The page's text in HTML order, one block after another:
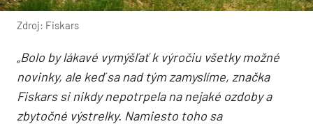
Zdroj: Fiskars
„Bolo by lákavé vymýšľať k výročiu všetky možné
novinky, ale keď sa nad tým zamyslíme, značka
Fiskars si nikdy nepotrpela na nejaké ozdoby a
zbytočné výstrelky. Namiesto toho sa